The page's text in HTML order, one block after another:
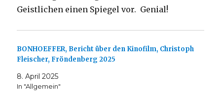
Geistlichen einen Spiegel vor. Genial!
BONHOEFFER, Bericht über den Kinofilm, Christoph
Fleischer, Fröndenberg 2025
8. April 2025
In "Allgemein"